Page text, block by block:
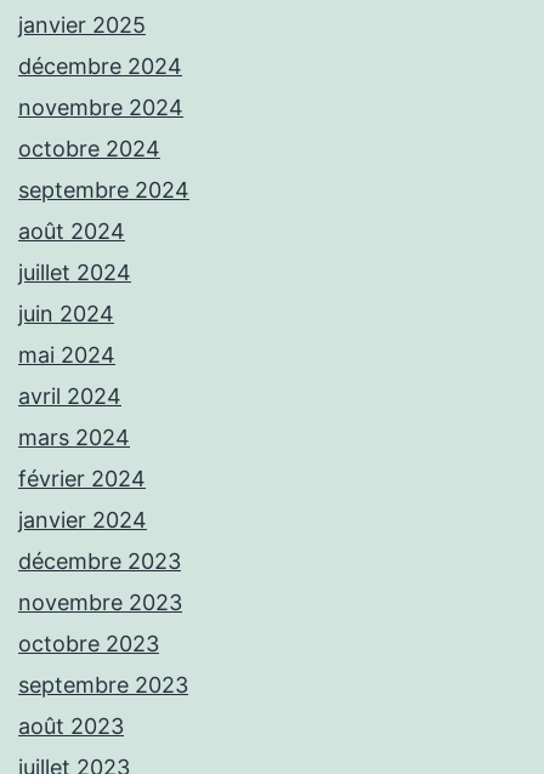
janvier 2025
décembre 2024
novembre 2024
octobre 2024
septembre 2024
août 2024
juillet 2024
juin 2024
mai 2024
avril 2024
mars 2024
février 2024
janvier 2024
décembre 2023
novembre 2023
octobre 2023
septembre 2023
août 2023
juillet 2023